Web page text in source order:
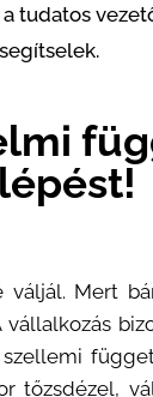
tudatos
Mert
tőzsdézel,